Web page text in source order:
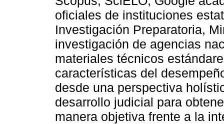
oficiales de instituciones
Investigación Preparatoria,
investigación de agencias
materiales técnicos
características del
desde una perspectiva
desarrollo judicial para
manera objetiva frente a la